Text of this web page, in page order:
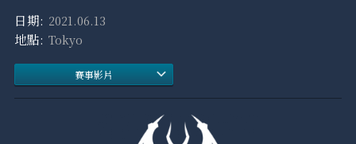
2021.06.13
Tokyo
賽事影片